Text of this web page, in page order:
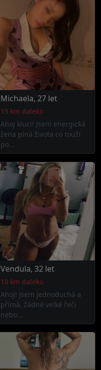
Michaela, 27 let
15 km daleko
Ahoj kluci! Jsem energická
žena plná života co touží
po...
Vendula, 32 let
10 km daleko
Ahoj! Jsem jednoduchá a
přímá, žádné velké řeči
nebo...